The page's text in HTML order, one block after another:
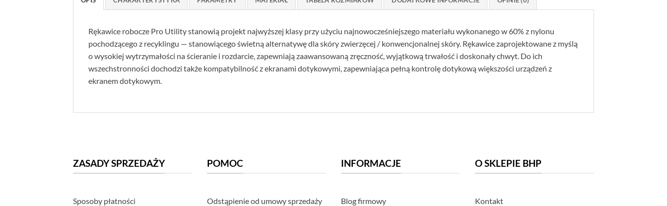
Rękawice robocze Pro Utility stanowią projekt najwyższej klasy przy użyciu najnowocześniejszego materiału wykonanego w 60% z nylonu
pochodzącego z recyklingu — stanowiącego świetną alternatywę dla skóry zwierzęcej / konwencjonalnej skóry. Rękawice zaprojektowane z myślą
o wysokiej wytrzymałości na ścieranie i rozdarcie, zapewniają zaawansowaną zręczność, wyjątkową trwałość i doskonały chwyt. Do ich
wszechstronności dochodzi także kompatybilność z ekranami dotykowymi, zapewniająca pełną kontrolę dotykową większości urządzeń z
ekranem dotykowym.
ZASADY SPRZEDAŻY
Sposoby płatności
POMOC
Odstąpienie od umowy sprzedaży
INFORMACJE
Blog firmowy
O SKLEPIE BHP
Kontakt